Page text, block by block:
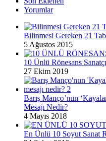
Yorumlar
Bilinmesi Gereken 21
5 Ağustos 2015
10 Ünlü Rönesans
27 Ekim 2019
Barış Manço’nun
Mesajı Nedir?
4 Mayıs 2018
En Ünlü 10 Soyut Sanat